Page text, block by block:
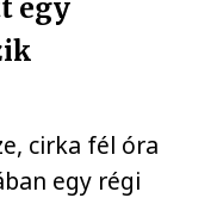
egy
cirka fél óra
egy régi